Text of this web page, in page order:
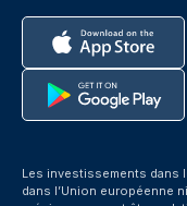
Les investissements dans
dans l’Union européenne